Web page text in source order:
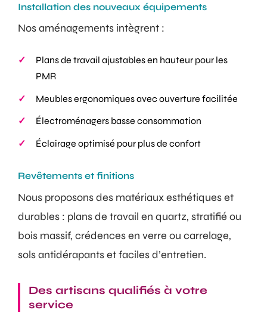
Installation des nouveaux équipements
Nos aménagements intègrent :
Plans de travail ajustables en hauteur pour les
PMR
Meubles ergonomiques avec ouverture facilitée
Électroménagers basse consommation
Éclairage optimisé pour plus de confort
Revêtements et finitions
Nous proposons des matériaux esthétiques et
durables : plans de travail en quartz, stratifié ou
bois massif, crédences en verre ou carrelage,
sols antidérapants et faciles d’entretien.
Des artisans qualifiés à votre
service